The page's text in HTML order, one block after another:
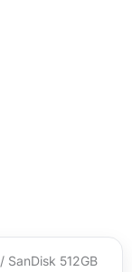
/ SanDisk 512GB